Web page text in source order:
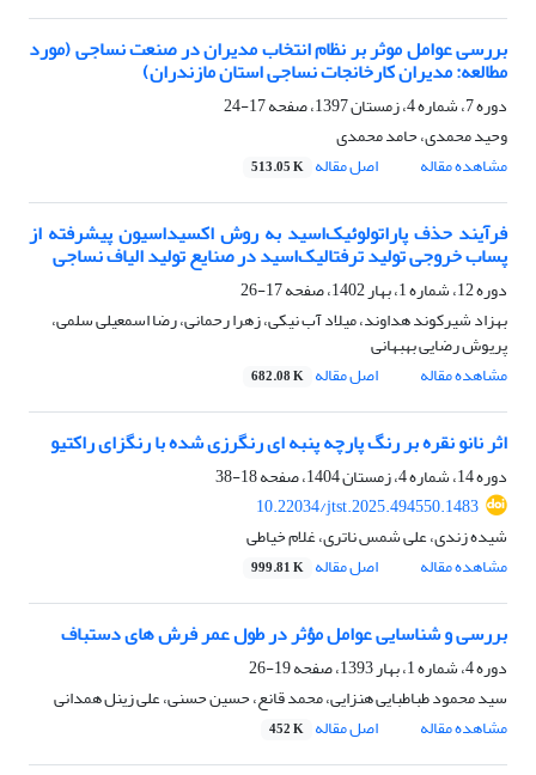
بررسی عوامل موثر بر نظام انتخاب مدیران در صنعت نساجی (مورد
مطالعه: مدیران کارخانجات نساجی استان مازندران)
دوره 7، شماره 4، زمستان 1397، صفحه
17-24
وحید محمدی، حامد محمدی
مشاهده مقاله
اصل مقاله 513.05 K
فرآیند حذف پاراتولوئیک‌اسید به روش اکسیداسیون پیشرفته از
پساب خروجی تولید ترفتالیک‌‌اسید در صنایع تولید الیاف نساجی
دوره 12، شماره 1، بهار 1402، صفحه
17-26
بهزاد شیرکوند هداوند، میلاد آب نیکی، زهرا رحمانی، رضا اسمعیلی سلمی،
پریوش رضایی بهبهانی
مشاهده مقاله
اصل مقاله 682.08 K
اثر نانو نقره بر رنگ پارچه پنبه ای رنگرزی شده با رنگزای راکتیو
دوره 14، شماره 4، زمستان 1404، صفحه
18-38
10.22034/jtst.2025.494550.1483
شیده زندی، علی شمس ناتری، غلام خیاطی
مشاهده مقاله
اصل مقاله 999.81 K
بررسی و شناسایی عوامل مؤثر در طول عمر فرش های دستباف
دوره 4، شماره 1، بهار 1393، صفحه
19-26
سید محمود طباطبایی هنزایی، محمد قانع، حسین حسنی، علی زینل همدانی
مشاهده مقاله
اصل مقاله 452 K